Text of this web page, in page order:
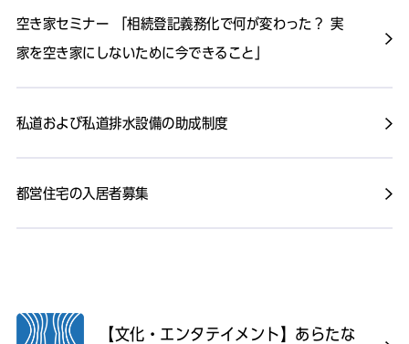
空き家セミナー 「相続登記義務化で何が変わった？ 実
家を空き家にしないために今できること」
私道および私道排水設備の助成制度
都営住宅の入居者募集
【文化・エンタテイメント】あらたな